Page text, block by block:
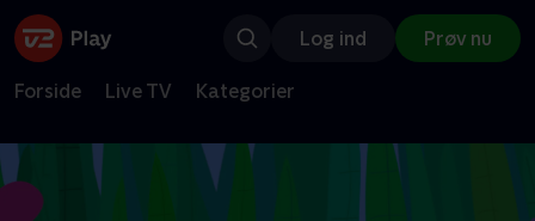
Log ind Prøv nu
Forside Live TV Kategorier